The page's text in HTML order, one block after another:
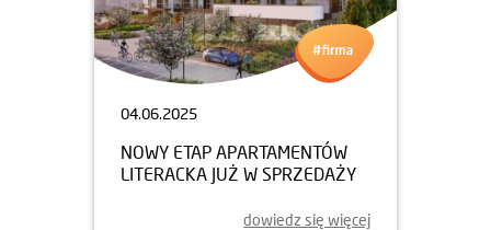
04.06.2025
NOWY ETAP APARTAMENTÓW
LITERACKA JUŻ W SPRZEDAŻY
dowiedz się więcej